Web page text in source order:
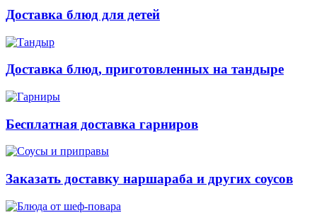
Доставка блюд для детей
Доставка блюд, приготовленных на тандыре
Бесплатная доставка гарниров
Заказать доставку наршараба и других соусов